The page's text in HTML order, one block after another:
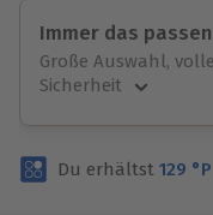
Immer das
Große Auswahl,
Sicherheit
Volle Flexibilität
Du erhältst 129 °P